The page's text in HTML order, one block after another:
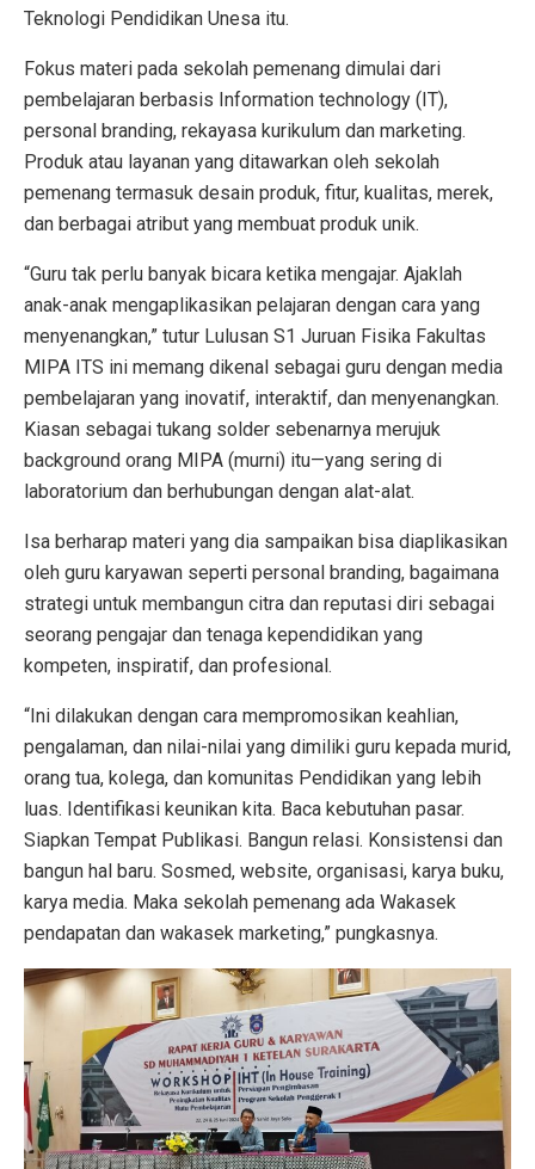
Teknologi Pendidikan Unesa itu.
Fokus materi pada sekolah pemenang dimulai dari
pembelajaran berbasis Information technology (IT),
personal branding, rekayasa kurikulum dan marketing.
Produk atau layanan yang ditawarkan oleh sekolah
pemenang termasuk desain produk, fitur, kualitas, merek,
dan berbagai atribut yang membuat produk unik.
“Guru tak perlu banyak bicara ketika mengajar. Ajaklah
anak-anak mengaplikasikan pelajaran dengan cara yang
menyenangkan,” tutur Lulusan S1 Juruan Fisika Fakultas
MIPA ITS ini memang dikenal sebagai guru dengan media
pembelajaran yang inovatif, interaktif, dan menyenangkan.
Kiasan sebagai tukang solder sebenarnya merujuk
background orang MIPA (murni) itu—yang sering di
laboratorium dan berhubungan dengan alat-alat.
Isa berharap materi yang dia sampaikan bisa diaplikasikan
oleh guru karyawan seperti personal branding, bagaimana
strategi untuk membangun citra dan reputasi diri sebagai
seorang pengajar dan tenaga kependidikan yang
kompeten, inspiratif, dan profesional.
“Ini dilakukan dengan cara mempromosikan keahlian,
pengalaman, dan nilai-nilai yang dimiliki guru kepada murid,
orang tua, kolega, dan komunitas Pendidikan yang lebih
luas. Identifikasi keunikan kita. Baca kebutuhan pasar.
Siapkan Tempat Publikasi. Bangun relasi. Konsistensi dan
bangun hal baru. Sosmed, website, organisasi, karya buku,
karya media. Maka sekolah pemenang ada Wakasek
pendapatan dan wakasek marketing,” pungkasnya.